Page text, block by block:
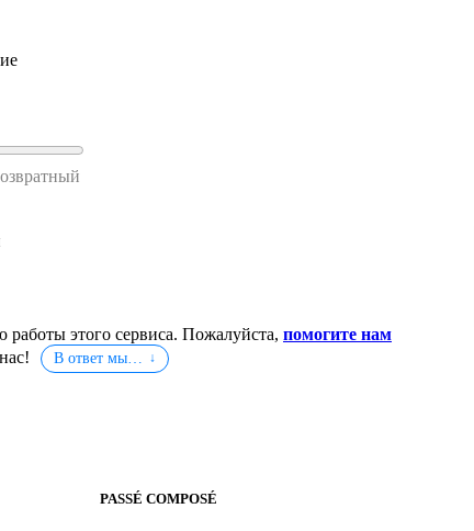
этого сервиса. Пожалуйста, помогите нам
В ответ мы…
PASSÉ COMPOSÉ